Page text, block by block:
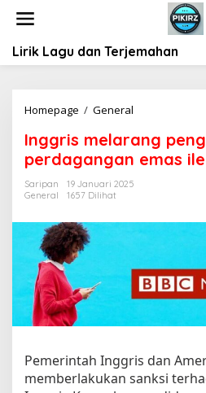
Lirik Lagu dan Terjemahan
Homepage / General
g
m
a
a
p
e
n
Inggris melarang
perdagangan emas
Saripan
19 Januari 2025
General
1657 Dilihat
Pemerintah Inggris dan
memberlakukan sanksi